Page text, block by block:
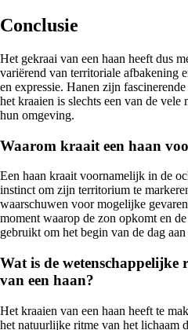
Conclusie
Het gekraai van een haan heeft dus
variërend van territoriale afbakening
en expressie. Hanen zijn
het kraaien is slechts een van de
hun omgeving.
Waarom kraait een haan
Een haan kraait voornamelijk in de
instinct om zijn territorium te
waarschuwen voor mogelijke
moment waarop de zon opkomt en
gebruikt om het begin van de dag
Wat is de wetenschappelijke
van een haan?
Het kraaien van een haan heeft te
het natuurlijke ritme van het lichaam